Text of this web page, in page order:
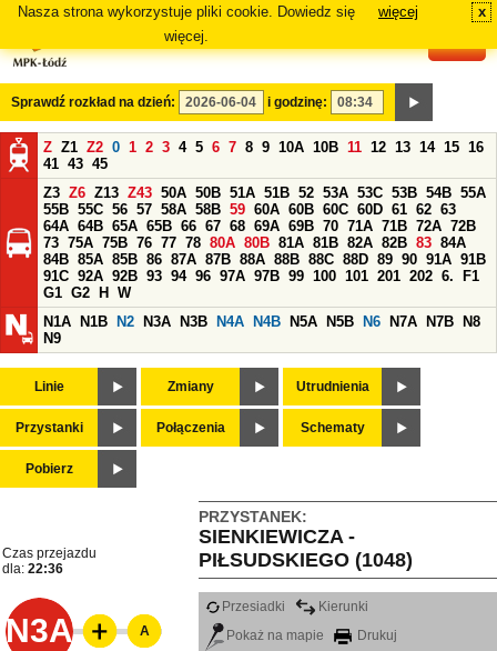
Nasza strona wykorzystuje pliki cookie. Dowiedz się
więcej.
więcej x
Sprawdź rozkład na dzień: i godzinę:
Z Z1 Z2 0 1 2 3 4 5 6 7 8 9 10A 10B 11 12 13 14 15 16
41 43 45
Z3 Z6 Z13 Z43 50A 50B 51A 51B 52 53A 53C 53B 54B 55A
55B 55C 56 57 58A 58B 59 60A 60B 60C 60D 61 62 63
64A 64B 65A 65B 66 67 68 69A 69B 70 71A 71B 72A 72B
73 75A 75B 76 77 78 80A 80B 81A 81B 82A 82B 83 84A
84B 85A 85B 86 87A 87B 88A 88B 88C 88D 89 90 91A 91B
91C 92A 92B 93 94 96 97A 97B 99 100 101 201 202 6.
F1
G1 G2 H
W
N1A
N1B N2 N3A N3B N4A N4B N5A N5B N6 N7A N7B
N8
N9
Linie Zmiany Utrudnienia
Przystanki Połączenia Schematy
Pobierz
PRZYSTANEK:
SIENKIEWICZA -
PIŁSUDSKIEGO (1048)
Czas przejazdu
dla: 22:36
N3A
Przesiadki
Kierunki
Pokaż na mapie
Drukuj
A